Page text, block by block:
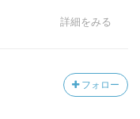
詳細をみる
フォロー